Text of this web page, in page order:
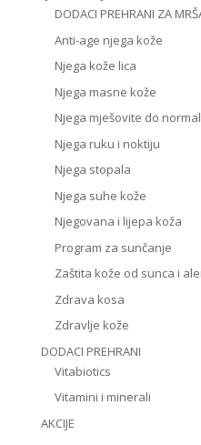
DODACI PREHRANI ZA
Anti-age njega kože
Njega kože lica
Njega masne kože
Njega mješovite do
Njega ruku i noktiju
Njega stopala
Njega suhe kože
Njegovana i lijepa koža
Program za sunčanje
Zaštita kože od sunca i
Zdrava kosa
Zdravlje kože
DODACI PREHRANI
Vitabiotics
Vitamini i minerali
AKCIJE